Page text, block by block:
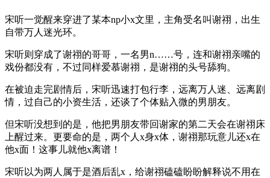
宋听一觉醒来穿进了某本np小x文里，主角受名叫谢祤，出生
自带万人迷光环。
宋听则穿成了谢祤的哥哥，一名男n……号，连和谢祤亲嘴的
戏份都没有，不过同样爱慕谢祤，是谢祤的头号舔狗。
在被迫走完剧情后，宋听迅速打包行李，远离万人迷、远离剧
情，过自己的小资生活，还谈了个体贴入微的男朋友。
但宋听没想到的是，他把男朋友带回谢家的第二天会在谢祤床
上醒过来。更要命的是，两个人x身x体，谢祤那玩意儿还x在
他x面！这事儿就他x离谱！
宋听以为两人属于是酒后乱x，给谢祤磕磕盼盼解释说不用在